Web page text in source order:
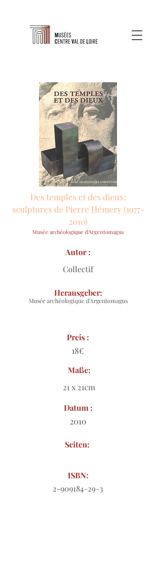
Des temples et des dieux:
sculptures de Pierre Hémery (1977-
2010)
Musée archéologique d'Argentomagus
Collectif
Autor :
Musée archéologique d'Argentomagus
Herausgeber:
Preis :
18€
Maße:
21 x 21cm
Datum :
2010
Seiten:
ISBN:
2-909184-29-3